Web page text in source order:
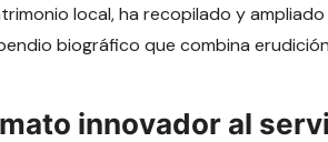
local, ha recopilado y
biográfico que combina
innovador al